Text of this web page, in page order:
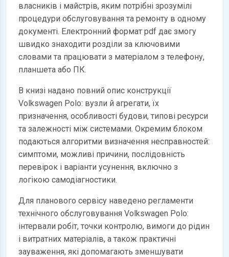
власників і майстрів, яким потрібні зрозумілі
процедури обслуговування та ремонту в одному
документі. Електронний формат pdf дає змогу
швидко знаходити розділи за ключовими
словами та працювати з матеріалом з телефону,
планшета або ПК.
В книзі надано повний опис конструкції
Volkswagen Polo: вузли й агрегати, їх
призначення, особливості будови, типові ресурси
та залежності між системами. Окремим блоком
подаються алгоритми визначення несправностей:
симптоми, можливі причини, послідовність
перевірок і варіанти усунення, включно з
логікою самодіагностики.
Для планового сервісу наведено регламенти
технічного обслуговування Volkswagen Polo:
інтервали робіт, точки контролю, вимоги до рідин
і витратних матеріалів, а також практичні
зауваження, які допомагають зменшувати